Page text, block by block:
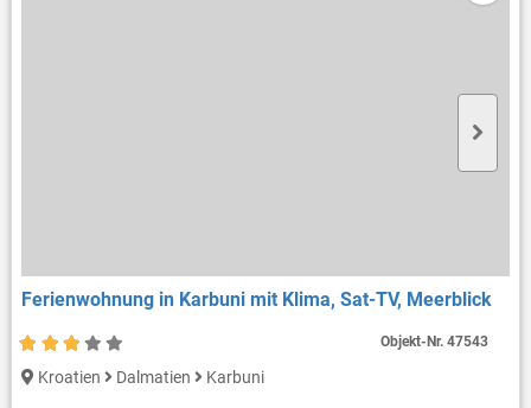
Ferienwohnung in Karbuni mit Klima, Sat-TV, Meerblick
Kroatien Dalmatien Karbuni
Objekt-Nr.47543